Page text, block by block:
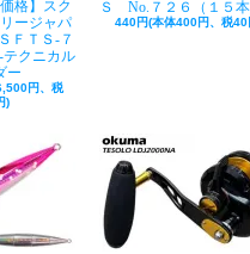
格】スク
ージャパ
ＦＴＳ-７
テクニカル
ー
円、税
)
Ｓ No.７２６（１５本
440円(本体400円、税40